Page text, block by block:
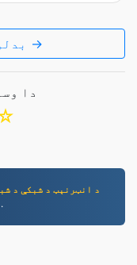
ټول ښودل WAV بدلونکي →
دا
د انټرنېټ د شبکې د
په دقیقو کې آنلاین.